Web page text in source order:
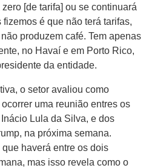
[de tarifa] ou se continuará
é que não terá tarifas,
produzem café. Tem apenas
no Havaí e em Porto Rico,
da entidade.
o setor avaliou como
uma reunião entres os
Lula da Silva, e dos
na próxima semana.
haverá entre os dois
mas isso revela como o